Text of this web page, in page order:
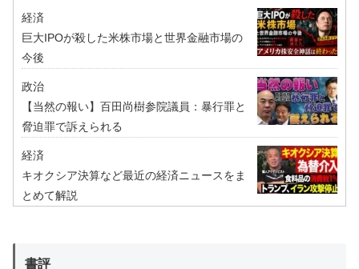
経済
巨大IPOが殺した米株市場と世界金融市場の
今後
政治
【当然の報い】百田尚樹参院議員：暴行罪と
脅迫罪で訴えられる
経済
キオクシア決算など最近の経済ニュースをま
とめて解説
書評